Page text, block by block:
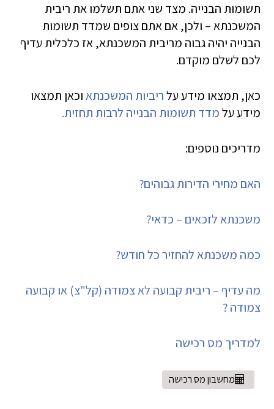
תשומות הבנייה. מצד שני אתם תשלמו את ריבית
המשכנתא – ולכן, אם אתם צופים שמדד תשומות
הבנייה יהיה גבוה מריבית המשכנתא, אז כלכלית עדיף
לכם לשלם מוקדם.
כאן, תמצאו מידע עלריביות המשכנתאוכאן תמצאו
מידע עלמדד תשומות הבנייה לרבות תחזית.
מדריכים נוספים:
האם מחירי הדירות גבוהים?
משכנתא לזכאים – כדאי?
כמה משכנתא להחזיר כל חודש?
מה עדיף – ריבית קבועה לא צמודה (קל"צ) או קבועה
צמודה ?
למדריך מס רכישה
מחשבון מס רכישה